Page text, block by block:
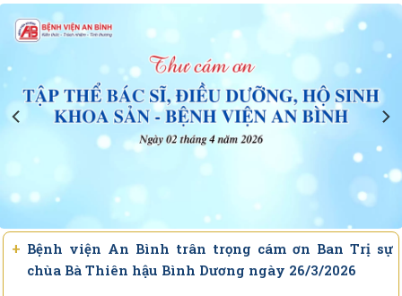
Danh sách người thực hành khám bệnh, chữa bệnh
tháng 5 năm 2026
+
Danh sách người hoàn thành thực hành khám
bệnh, chữa bệnh Tháng 12.2025 (Bổ sung)
+
Danh sách người hoàn thành thực hành khám
bệnh, chữa bệnh Tháng 4.2026
Danh sách người thực hành khám bệnh, chữa bệnh
tháng 4 năm 2026
+ Thông báo chiêu sinh các lớp thực hành khám chữa
bệnh tại Bệnh viện An Bình 16/3/2026
+ Bệnh viện An Bình trân trọng cám ơn Ban Trị sự
chùa Bà Thiên hậu Bình Dương ngày 26/3/2026